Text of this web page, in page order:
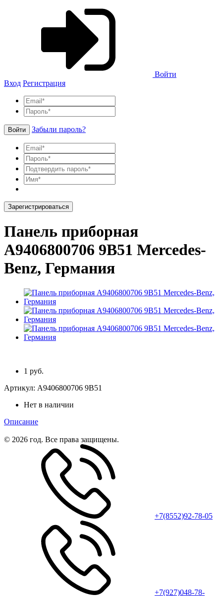
Войти
Вход Регистрация
Войти Забыли пароль?
Зарегистрироваться
Панель приборная
A9406800706 9B51 Mercedes-
Benz, Германия
1 руб.
Артикул: A9406800706 9B51
Нет в наличии
Описание
© 2026 год. Все права защищены.
+7(8552)92-78-05
+7(927)048-78-